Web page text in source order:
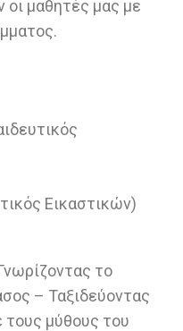
οι μαθητές μας με
Εικαστικών)
το
– Ταξιδεύοντας
τους μύθους του